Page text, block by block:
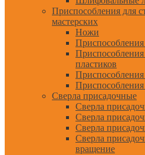
Приспособления для
мастерских
Ножи
пластиков
Приспособления
Приспособления
Сверла присадочные
Сверла
Сверла
Сверла
Сверла
вращение